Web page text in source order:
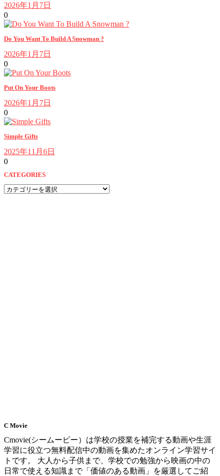
2026年1月7日
0
Do You Want To Build A Snowman ?
2026年1月7日
0
Put On Your Boots
2026年1月7日
0
Simple Gifts
2025年11月6日
0
CATEGORIES
CATEGORIES
C Movie
Cmovie(シームービー）は学校の授業を補完する動画や生涯
学習に役立つ無料配信中の動画を集めたオンライン学習サイ
トです。 大人から子供まで、学校での勉強から映画の中の
日常で使える知識まで「価値のある動画」を厳選してご紹